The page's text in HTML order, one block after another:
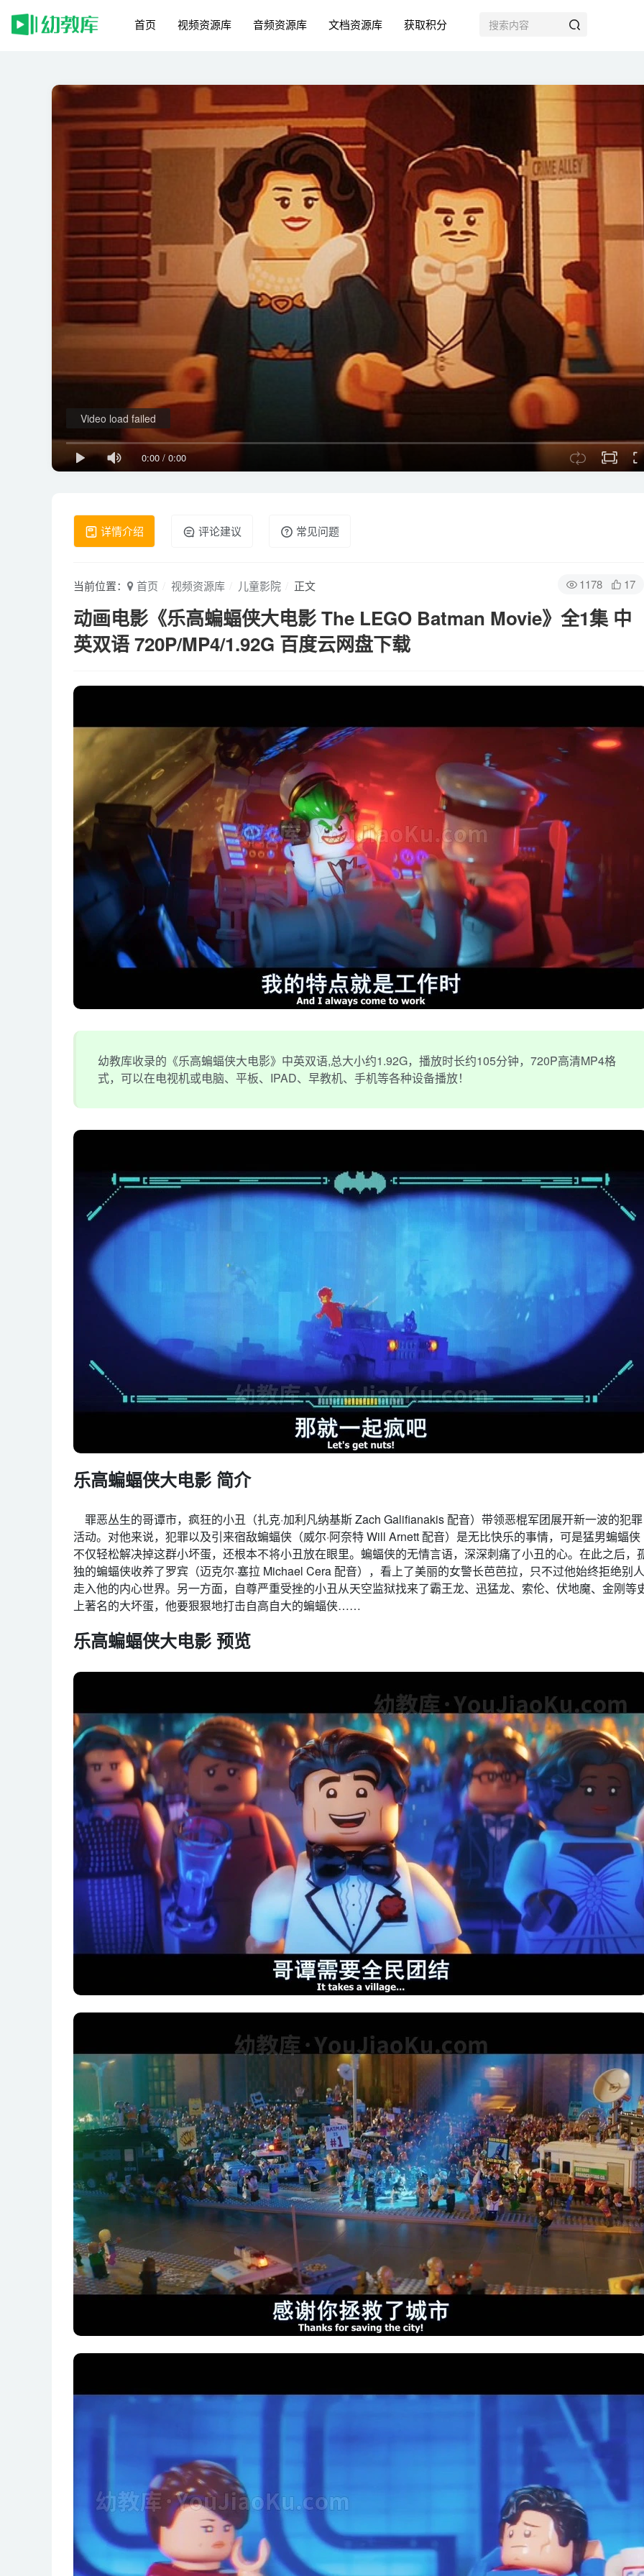
首页 视频资源库 音频资源库 文档资源库 获取积分
0:00 / 0:00
Video load failed
详情介绍 评论建议 常见问题
1178 17
当前位置： 首页 视频资源库 儿童影院 正文
动画电影《乐高蝙蝠侠大电影 The LEGO Batman Movie》全1集 中
英双语 720P/MP4/1.92G 百度云网盘下载
幼教库收录的《乐高蝙蝠侠大电影》中英双语,总大小约1.92G，播放时长约105分钟，720P高清MP4格
式，可以在电视机或电脑、平板、IPAD、早教机、手机等各种设备播放！
乐高蝙蝠侠大电影 简介
罪恶丛生的哥谭市，疯狂的小丑（扎克·加利凡纳基斯 Zach Galifianakis 配音）带领恶棍军团展开新一波的犯罪
活动。对他来说，犯罪以及引来宿敌蝙蝠侠（威尔·阿奈特 Will Arnett 配音）是无比快乐的事情，可是猛男蝙蝠侠
不仅轻松解决掉这群小坏蛋，还根本不将小丑放在眼里。蝙蝠侠的无情言语，深深刺痛了小丑的心。在此之后，
独的蝙蝠侠收养了罗宾（迈克尔·塞拉 Michael Cera 配音），看上了美丽的女警长芭芭拉，只不过他始终拒绝别人
走入他的内心世界。另一方面，自尊严重受挫的小丑从天空监狱找来了霸王龙、迅猛龙、索伦、伏地魔、金刚等
上著名的大坏蛋，他要狠狠地打击自高自大的蝙蝠侠……
乐高蝙蝠侠大电影 预览